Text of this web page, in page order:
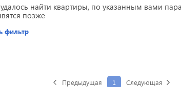
найти квартиры, по указанным вами
позже
фильтр
Предыдущая 1 Следующая